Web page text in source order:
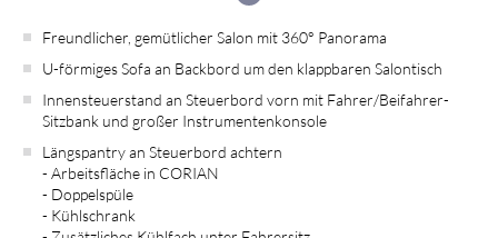
Freundlicher, gemütlicher Salon mit 360° Panorama
U-förmiges Sofa an Backbord um den klappbaren Salontisch
Innensteuerstand an Steuerbord vorn mit Fahrer/Beifahrer-
Sitzbank und großer Instrumentenkonsole
Längspantry an Steuerbord achtern
- Arbeitsfläche in CORIAN
- Doppelspüle
- Kühlschrank